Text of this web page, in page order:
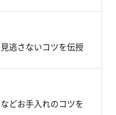
た場合、または摂取
逃さないコツを伝授
どお手入れのコツを